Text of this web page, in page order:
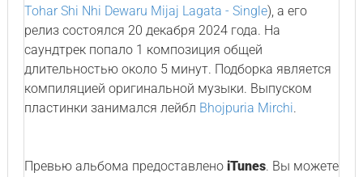
Tohar Shi Nhi Dewaru Mijaj Lagata - Single), а его
релиз состоялся 20 декабря 2024 года. На
саундтрек попало 1 композиция общей
длительностью около 5 минут. Подборка является
компиляцией оригинальной музыки. Выпуском
пластинки занимался лейбл Bhojpuria Mirchi.
Превью альбома предоставлено iTunes. Вы можете